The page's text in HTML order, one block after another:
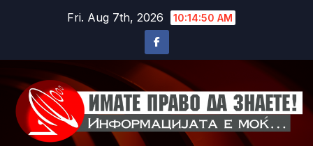
Fri. Aug 7th, 2026 10:14:52 AM